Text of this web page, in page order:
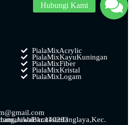
Piala Mix Acrylic
Piala Mix Kayu Kuningan
Piala Mix Fiber
Piala Mix Kristal
Piala Mix Logam
Kec. Mandalajati, Bandung, Jawa Barat 40293